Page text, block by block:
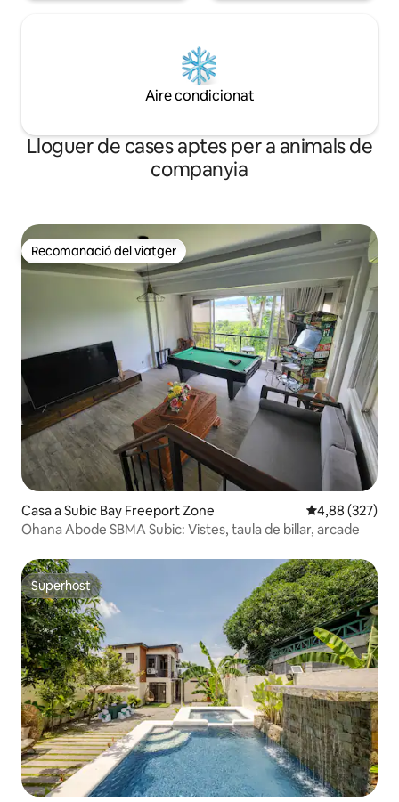
Aire condicionat
Lloguer de cases aptes per a animals de
companyia
Recomanació del viatger
Recomanació del viatger
Casa a Subic Bay Freeport Zone 4,88 de
4,88 (327)
Ohana Abode SBMA Subic: Vistes, taula de billar, arcade
Superhost
Superhost